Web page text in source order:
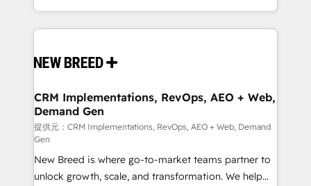
ンツとサイト構造を最適化。 🏆 なぜ100incを選ぶの
ISO9001:2015 取得 ✓ 400社以上の導入実績 ✓
HubSpot大百科 出版 CRM・AI活用に関するご相談、現
せください。
Years Experience | 1,000+ Five-Star Reviews
Software) and Point Success Media (Paid Media),
making this the official home for all three brands. 🔄
and system integrations powered by Globalia’s
trainers to drive platform adoption. 📈 Revenue
Generation - Full-funnel marketing and high-
performance advertising via Point Success Media. -
Expert deployment of Breeze AI and custom agents
to automate growth. 🏆 Elite Excellence - 8 platform
accreditations and deep HIPAA-compliance
CRM Implementations, RevOps, AEO + Web,
Demand Gen
提供元：CRM Implementations, RevOps, AEO + Web, Demand
Gen
New Breed is where go-to-market teams partner to
unlock growth, scale, and transformation. We help